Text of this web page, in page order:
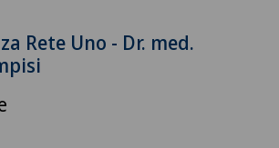
Rete Uno - Dr. med.